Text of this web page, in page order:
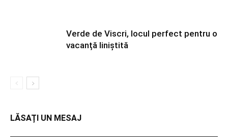
Verde de Viscri, locul perfect pentru o
vacanță liniștită
LĂSAȚI UN MESAJ